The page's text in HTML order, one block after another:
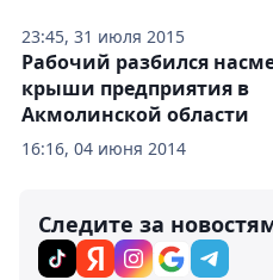
23:45, 31 июля 2015
16:16, 04 июня 2014
Рабочий разбился
крыши предприятия в
Акмолинской области
Следите за